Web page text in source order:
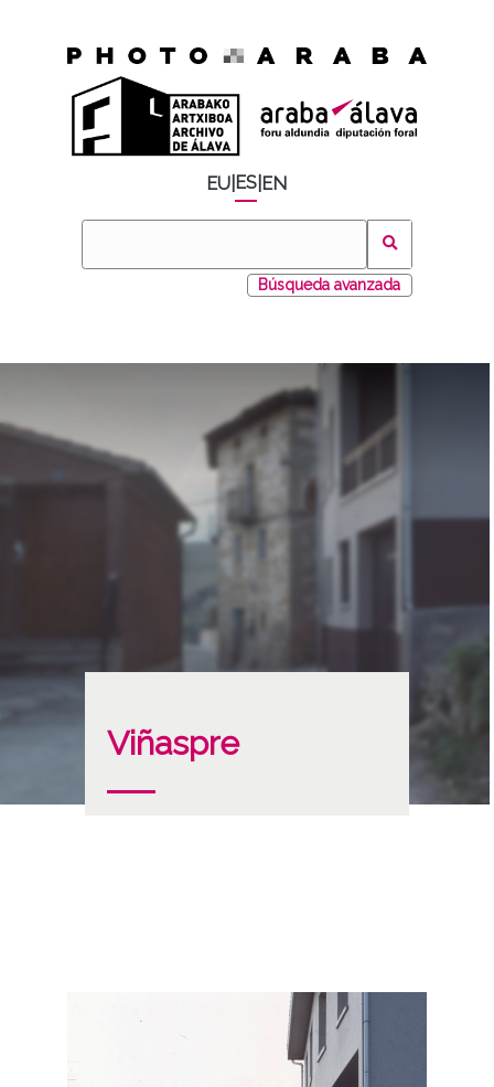
EU ES EN
Búsqueda avanzada
Viñaspre